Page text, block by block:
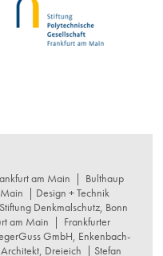
am Main | Bulthaup
| Design + Technik
Denkmalschutz, Bonn
am Main | Frankfurter
GmbH, Enkenbach-
Dreieich | Stefan